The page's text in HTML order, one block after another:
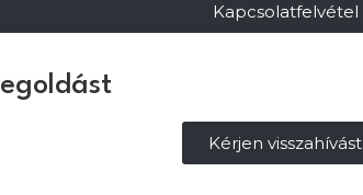
Kapcsolatfelvétel
Kérjen visszahívást